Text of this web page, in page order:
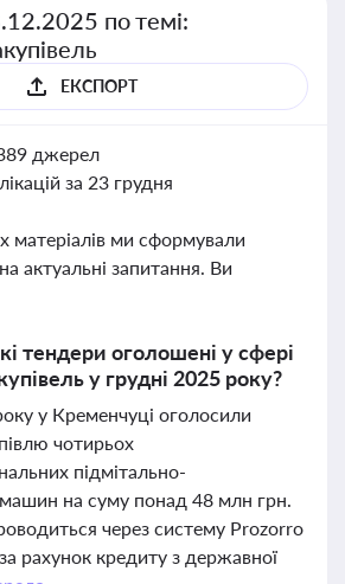
по темі:
ЕКСПОРТ
джерел
за 23 грудня
матеріалів ми сформували
актуальні запитання. Ви
тендери оголошені у сфері
у грудні 2025 року?
у Кременчуці оголосили
чотирьох
підмітально-
на суму понад 48 млн грн.
через систему Prozorro
рахунок кредиту з державної